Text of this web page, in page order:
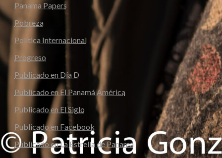
Panama Papers
Pobreza
Política Internacional
Progreso
Publicado en Día D
Publicado en El Panamá América
Publicado en El Siglo
Publicado en Facebook
Publicado en La Estrella de Panamá